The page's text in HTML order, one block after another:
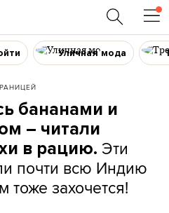
Уличная мода
бананами и
– читали
в рацию. Эти
почти всю Индию
тоже захочется!